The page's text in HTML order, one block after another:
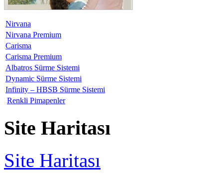
Nirvana
Nirvana Premium
Carisma
Carisma Premium
Albatros Sürme Sistemi
Dynamic Sürme Sistemi
Infinity – HBSB Sürme Sistemi
Renkli Pimapenler
Site Haritası
Site Haritası